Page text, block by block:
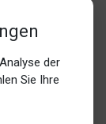
der
Sie Ihre